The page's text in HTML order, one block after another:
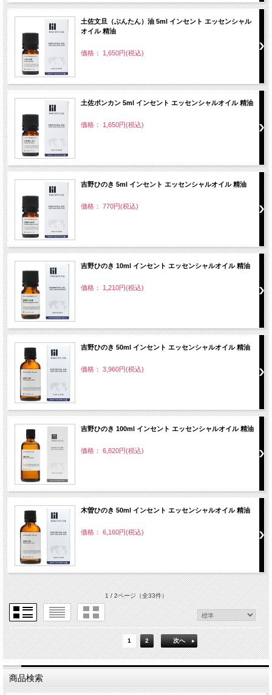
土佐文旦（ぶんたん）油 5ml インセント エッセンシャル
オイル 精油
価格： 1,650円(税込)
土佐ポンカン 5ml インセント エッセンシャルオイル 精油
価格： 1,650円(税込)
吉野ひのき 5ml インセント エッセンシャルオイル 精油
価格： 770円(税込)
吉野ひのき 10ml インセント エッセンシャルオイル 精油
価格： 1,210円(税込)
吉野ひのき 50ml インセント エッセンシャルオイル 精油
価格： 3,960円(税込)
吉野ひのき 100ml インセント エッセンシャルオイル 精油
価格： 6,820円(税込)
木曽ひのき 50ml インセント エッセンシャルオイル 精油
価格： 6,160円(税込)
1 / 2ページ（全33件）
1 2 次へ
商品検索